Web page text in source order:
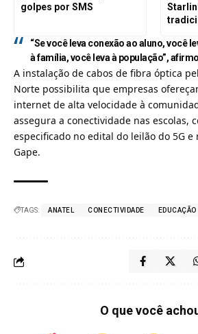
golpes por SMS
“Se você leva conexão ao aluno, você
à família, você leva à população”,
A instalação de cabos de fibra óptica
Norte possibilita que empresas
internet de alta velocidade à
assegura a conectividade nas escolas,
especificado no edital do leilão do 5G
Gape.
TAGS: ANATEL CONECTIVIDADE EDUCAÇÃO
O que você